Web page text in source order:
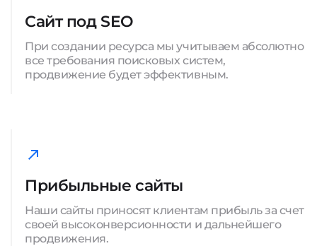
Сайт под SEO
При создании ресурса мы учитываем абсолютно
все требования поисковых систем,
продвижение будет эффективным.
Прибыльные сайты
Наши сайты приносят клиентам прибыль за счет
своей высоконверсионности и дальнейшего
продвижения.